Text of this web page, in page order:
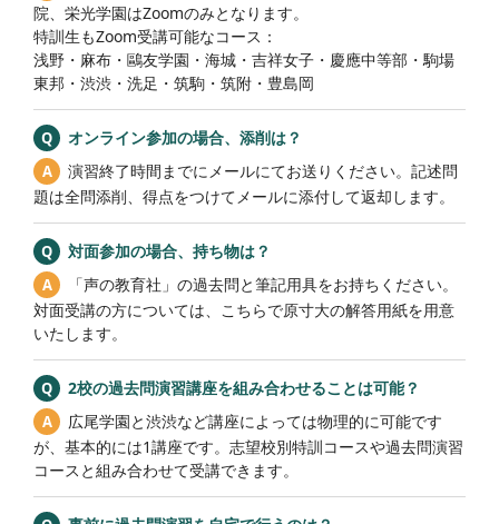
院、栄光学園はZoomのみとなります。
特訓生もZoom受講可能なコース：
浅野・麻布・鷗友学園・海城・吉祥女子・慶應中等部・駒場
東邦・渋渋・洗足・筑駒・筑附・豊島岡
オンライン参加の場合、添削は？
演習終了時間までにメールにてお送りください。記述問
題は全問添削、得点をつけてメールに添付して返却します。
対面参加の場合、持ち物は？
「声の教育社」の過去問と筆記用具をお持ちください。
対面受講の方については、こちらで原寸大の解答用紙を用意
いたします。
2校の過去問演習講座を組み合わせることは可能？
広尾学園と渋渋など講座によっては物理的に可能です
が、基本的には1講座です。志望校別特訓コースや過去問演習
コースと組み合わせて受講できます。